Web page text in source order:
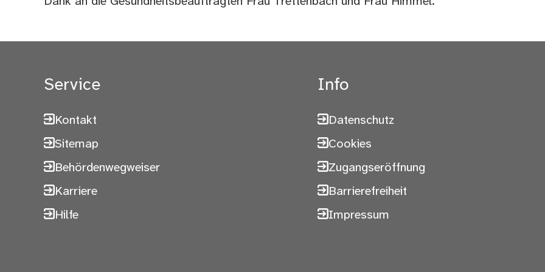
Service
Kontakt
Sitemap
Behördenwegweiser
Karriere
Hilfe
Info
Datenschutz
Cookies
Zugangseröffnung
Barrierefreiheit
Impressum